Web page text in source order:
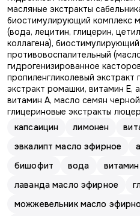
масляные экстракты
биостимулирующий комплекс
(вода, лецитин, глицерин,
коллагена),
противовоспалительный
гидрогенизированное
пропиленгликолевый экстракт
экстракт ромашки, витамин Е,
витамин А, масло семян
глицериновые экстракты
капсаицин
лимонен
эвкалипт масло эфирное
бишофит
вода
лаванда масло эфирное
можжевельник масло